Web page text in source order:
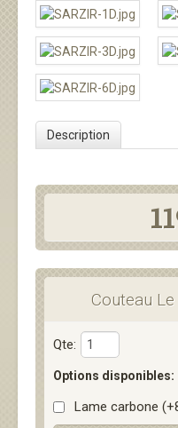
Description
Couteau
Qte:
Options disponibles:
Lame carbone